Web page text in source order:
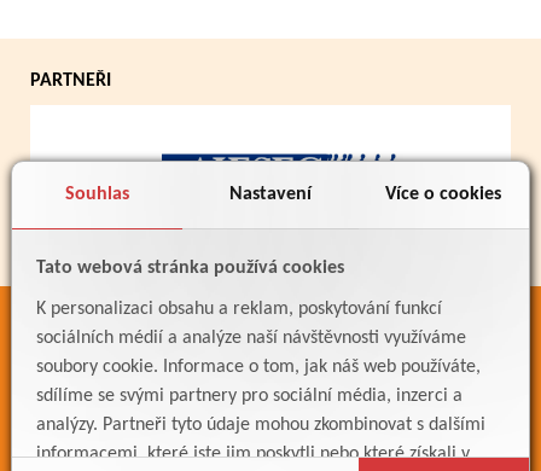
Souhlas Nastavení Více o cookies
Tato webová stránka používá cookies
K personalizaci obsahu a reklam, poskytování funkcí
sociálních médií a analýze naší návštěvnosti využíváme
soubory cookie. Informace o tom, jak náš web používáte,
sdílíme se svými partnery pro sociální média, inzerci a
analýzy. Partneři tyto údaje mohou zkombinovat s dalšími
informacemi, které jste jim poskytli nebo které získali v
PARTNEŘI
ODKAZY
Bakaláři
Jídelníček
Meteostanice